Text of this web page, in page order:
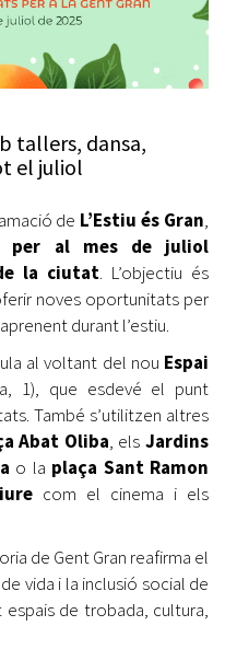
tallers, dansa,
el juliol
de L’Estiu és Gran,
per al mes de juliol
la ciutat. L’objectiu és
noves oportunitats per
durant l’estiu.
al voltant del nou Espai
1), que esdevé el punt
També s’utilitzen altres
Abat Oliba, elsJardins
o la plaça Sant Ramon
com el cinema i els
de Gent Gran reafirma el
vida i la inclusió social de
de trobada, cultura,